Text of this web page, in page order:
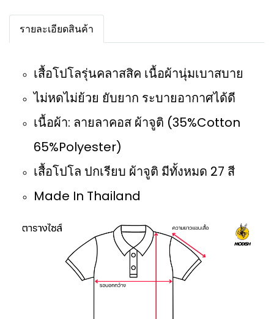
รายละเอียดสินค้า
เสื้อโปโลรุ่นคลาสสิค เนื้อผ้านุ่มเบาสบาย
ไม่หดไม่ย้วย ยับยาก ระบายอากาศได้ดี
เนื้อผ้า: ลายลาคอส ผ้าจูติ (35%Cotton
65%Polyester)
เสื้อโปโล ปกเรียบ ผ้าจูติ มีทั้งหมด 27 สี
Made In Thailand